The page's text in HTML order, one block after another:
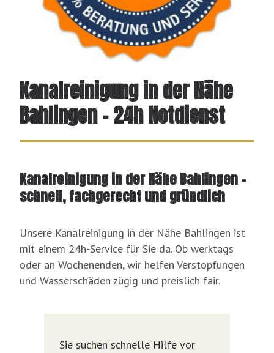
Kanalreinigung in der Nähe
Bahlingen - 24h Notdienst
Kanalreinigung in der Nähe Bahlingen –
schnell, fachgerecht und gründlich
Unsere Kanalreinigung in der Nähe Bahlingen ist
mit einem 24h-Service für Sie da. Ob werktags
oder an Wochenenden, wir helfen Verstopfungen
und Wasserschäden zügig und preislich fair.
Sie suchen schnelle Hilfe vor